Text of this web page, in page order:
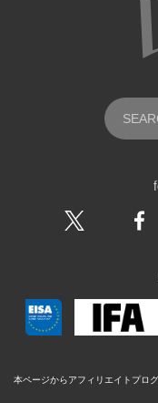
本ページからアフィリエイトプロ